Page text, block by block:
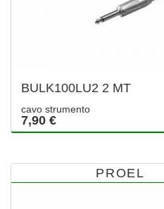
BULK100LU2 2 MT
cavo strumento
7,90 €
PROEL